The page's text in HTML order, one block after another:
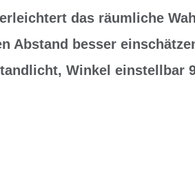
das räumliche
Abstand besser
Winkel einstellbar